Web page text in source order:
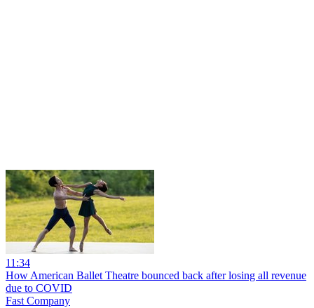
11:34
How American Ballet Theatre bounced back after losing all revenue
due to COVID
Fast Company